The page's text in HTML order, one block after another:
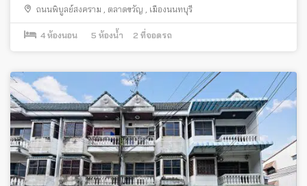
ถนนพิบูลย์สงคราม ตลาดขวัญ เมืองนนทบุรี
4 ห้องนอน 5 ห้องน้ำ 2 ที่จอดรถ